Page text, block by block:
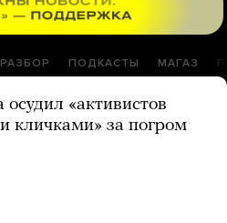
РАЗБОР ПОДКАСТЫ МАГАЗ
«активистов
кличками» за погром